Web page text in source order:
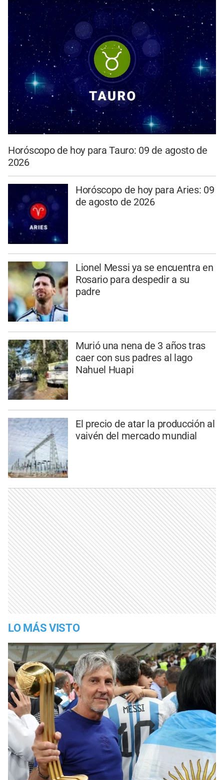
Horóscopo de hoy para Tauro: 09 de agosto de
2026
Horóscopo de hoy para Aries: 09
de agosto de 2026
Lionel Messi ya se encuentra en
Rosario para despedir a su
padre
Murió una nena de 3 años tras
caer con sus padres al lago
Nahuel Huapi
El precio de atar la producción al
vaivén del mercado mundial
LO MÁS VISTO